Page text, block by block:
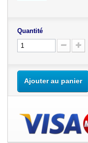
Quantité
Ajouter au panier